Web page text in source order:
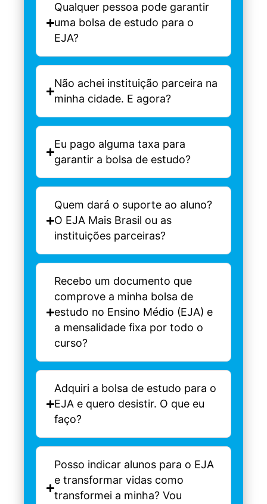
Qualquer pessoa pode garantir
uma bolsa de estudo para o
EJA?
Não achei instituição parceira na
minha cidade. E agora?
Eu pago alguma taxa para
garantir a bolsa de estudo?
Quem dará o suporte ao aluno?
O EJA Mais Brasil ou as
instituições parceiras?
Recebo um documento que
comprove a minha bolsa de
estudo no Ensino Médio (EJA) e
a mensalidade fixa por todo o
curso?
Adquiri a bolsa de estudo para o
EJA e quero desistir. O que eu
faço?
Posso indicar alunos para o EJA
e transformar vidas como
transformei a minha? Vou